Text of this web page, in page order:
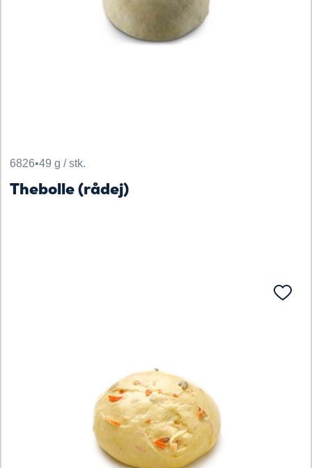
6826•49 g / stk.
Thebolle (rådej)